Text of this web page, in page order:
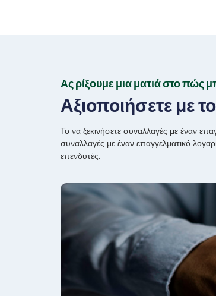
Ας ρίξουμε μια ματιά στο πώς
Αξιοποιήσετε με
Το να ξεκινήσετε συναλλαγές με έναν
συναλλαγές με έναν επαγγελματικό
επενδυτές.